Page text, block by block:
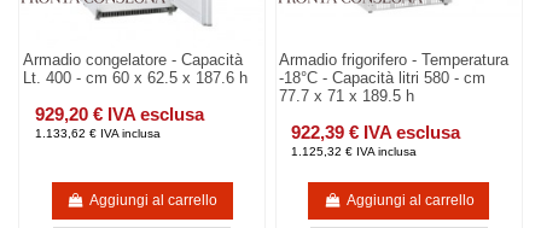
Armadio congelatore - Capacità
Lt. 400 - cm 60 x 62.5 x 187.6 h
929,20 € IVA esclusa
1.133,62 € IVA inclusa
Aggiungi al carrello
Armadio frigorifero - Temperatura
-18°C - Capacità litri 580 - cm
77.7 x 71 x 189.5 h
922,39 € IVA esclusa
1.125,32 € IVA inclusa
Aggiungi al carrello